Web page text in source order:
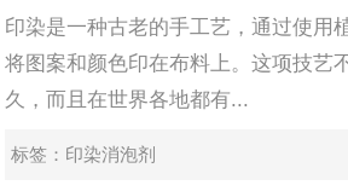
印染是一种古老的手工艺，通过使用
将图案和颜色印在布料上。这项技艺
久，而且在世界各地都有...
标签： 印染消泡剂